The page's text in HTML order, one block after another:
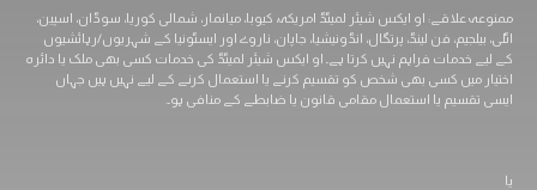
او ایکس شیئر لمیٹڈ امریکہ، کیوبا، ​​میانمار، شمالی کوریا، سوڈان، اسپین،
فن لینڈ، پرتگال، انڈونیشیا، جاپان، ناروے اور ایسٹونیا کے شہریوں/رہائشیوں
فراہم نہیں کرتا ہے۔ او ایکس شیئر لمیٹڈ کی خدمات کسی بھی ملک یا دائرہ
کسی بھی شخص کو تقسیم کرنے یا استعمال کرنے کے لیے نہیں ہیں جہاں
یا استعمال مقامی قانون یا ضابطے کے منافی ہو۔.